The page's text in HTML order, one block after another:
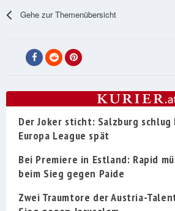
Gehe zur Themenübersicht
Der Joker sticht: Salzburg
Europa League spät
Bei Premiere in Estland: Rapid
beim Sieg gegen Paide
Zwei Traumtore der Austria-